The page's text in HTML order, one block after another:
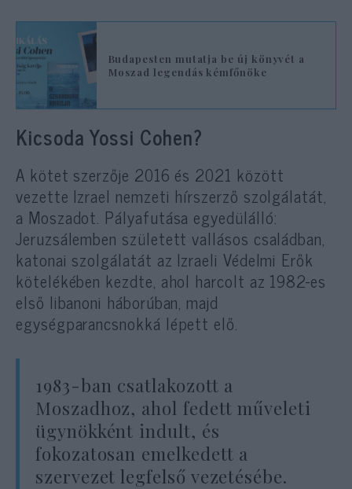
Budapesten mutatja be új könyvét a
Moszad legendás kémfőnöke
Kicsoda Yossi Cohen?
A kötet szerzője 2016 és 2021 között
vezette Izrael nemzeti hírszerző szolgálatát,
a Moszadot. Pályafutása egyedülálló:
Jeruzsálemben született vallásos családban,
katonai szolgálatát az Izraeli Védelmi Erők
kötelékében kezdte, ahol harcolt az 1982-es
első libanoni háborúban, majd
egységparancsnokká lépett elő.
1983-ban csatlakozott a
Moszadhoz, ahol fedett műveleti
ügynökként indult, és
fokozatosan emelkedett a
szervezet legfelső vezetésébe.